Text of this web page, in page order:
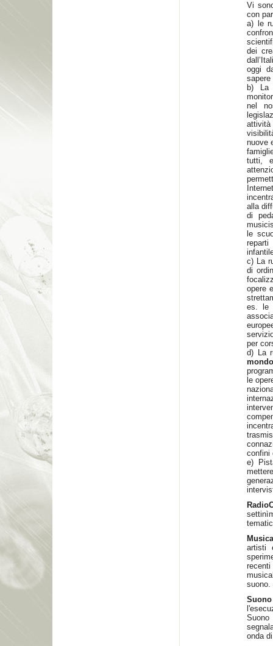
Vi
con
a) le
dei
oggi
sapere
b)
nel
nuove
tutti,
alla
di
le
c) La
di
opere
es. le
per
d) La
le
confini
e)
artisti
suono.
onda